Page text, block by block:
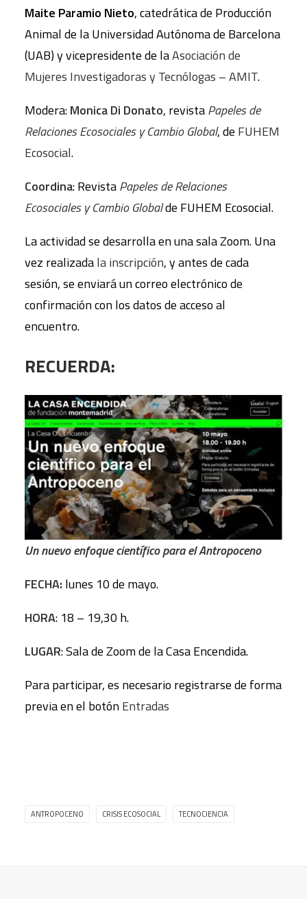
Maite Paramio Nieto, catedrática de Producción
Animal de la Universidad Autónoma de Barcelona
(UAB) y vicepresidente de laAsociación de
Mujeres Investigadoras y Tecnólogas – AMIT.
Modera:Monica Di Donato, revistaPapeles de
Relaciones Ecosociales y Cambio Global, de FUHEM
Ecosocial.
Coordina: RevistaPapeles de Relaciones
Ecosociales y Cambio Globalde FUHEM Ecosocial.
La actividad se desarrolla en una sala Zoom. Una
vez realizadala inscripción, y antes de cada
sesión, se enviará un correo electrónico de
confirmación con los datos de acceso al
encuentro.
RECUERDA:
Un nuevo enfoque científico para el Antropoceno
FECHA: lunes 10 de mayo.
HORA: 18 – 19,30 h.
LUGAR: Sala de Zoom de la Casa Encendida.
Para participar, es necesario registrarse de forma
previa en el botónEntradas
ANTROPOCENO CRISIS ECOSOCIAL TECNOCIENCIA